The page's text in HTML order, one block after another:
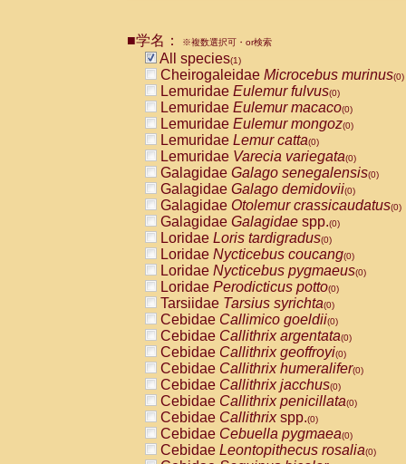
CebidaeCebus nigrivittatus
CebidaeCebus
CebidaeSaimiri boliviensis(0)
CebidaeSaimiri sciureus(0)
AtelidaeAlouatta caraya(0)
AtelidaeAlouatta fusca(0)
AtelidaeAlouatta seniculus
AtelidaeAlouattaspp.(0)
AtelidaeAteles belzebuth(0)
AtelidaeAteles geoffroyi(0)
AtelidaeAteles paniscus(0)
AtelidaeAtelesspp.(0)
Atelidae Lagothrix lagothricha
AtelidaeLagothrix lagothricha cana
PitheciidaeCacajao calvus
PitheciidaeCallicebus cupreus
PitheciidaeCallicebus donacophilus
PitheciidaeCallicebus moloch
PitheciidaeCallicebus torquatus
PitheciidaeCallicebusspp.(0)
PitheciidaeChiropotes satanas(0)
PitheciidaePithecia monachus
PitheciidaePithecia pithecia(0)
CercopithecidaeCercocebus agilis
CercopithecidaeCercocebus
CercopithecidaeCercocebus
■学名： ※複数選択可・or検索
All species(1)
Cheirogaleidae Microcebus murinus(0)
Lemuridae Eulemur fulvus(0)
Lemuridae Eulemur macaco(0)
Lemuridae Eulemur mongoz(0)
Lemuridae Lemur catta(0)
Lemuridae Varecia variegata(0)
Galagidae Galago senegalensis(0)
Galagidae Galago demidovii(0)
Galagidae Otolemur crassicaudatus(0)
Galagidae Galagidae spp.(0)
Loridae Loris tardigradus(0)
Loridae Nycticebus coucang(0)
Loridae Nycticebus pygmaeus(0)
Loridae Perodicticus potto(0)
Tarsiidae Tarsius syrichta(0)
Cebidae Callimico goeldii(0)
Cebidae Callithrix argentata(0)
Cebidae Callithrix geoffroyi(0)
Cebidae Callithrix humeralifer(0)
Cebidae Callithrix jacchus(0)
Cebidae Callithrix penicillata(0)
Cebidae Callithrixspp.(0)
Cebidae Cebuella pygmaea(0)
Cebidae Leontopithecus rosalia(0)